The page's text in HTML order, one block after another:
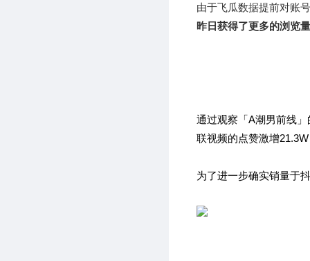
由于飞瓜数据提前对账
昨日获得了更多的浏览
通过观察 「A潮男前线
联视频的点赞激增
为了进一步确实销量于